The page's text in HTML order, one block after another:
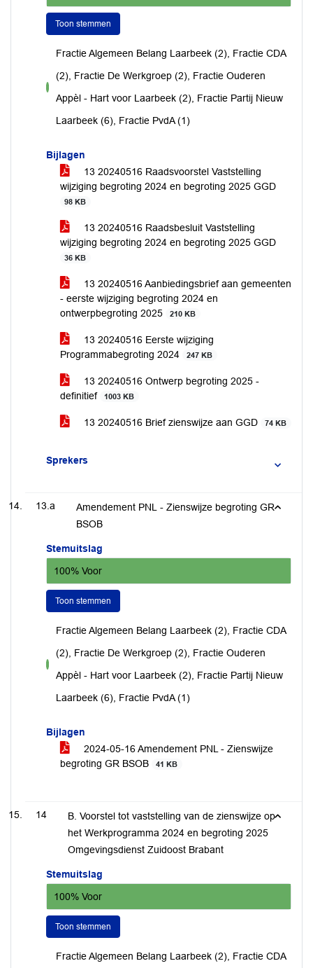
Toon stemmen
voor
Fractie Algemeen Belang Laarbeek (2), Fractie CDA
(2), Fractie De Werkgroep (2), Fractie Ouderen
Appèl - Hart voor Laarbeek (2), Fractie Partij Nieuw
Laarbeek (6), Fractie PvdA (1)
Bijlagen
13 20240516 Raadsvoorstel Vaststelling
wijziging begroting 2024 en begroting 2025 GGD
98 KB
13 20240516 Raadsbesluit Vaststelling
wijziging begroting 2024 en begroting 2025 GGD
36 KB
13 20240516 Aanbiedingsbrief aan gemeenten
- eerste wijziging begroting 2024 en
ontwerpbegroting 2025
210 KB
13 20240516 Eerste wijziging
Programmabegroting 2024
247 KB
13 20240516 Ontwerp begroting 2025 -
definitief
1003 KB
13 20240516 Brief zienswijze aan GGD 74 KB
Sprekers
13.a
Amendement PNL - Zienswijze begroting GR
BSOB
Stemuitslag
100% Voor
Toon stemmen
voor
Fractie Algemeen Belang Laarbeek (2), Fractie CDA
(2), Fractie De Werkgroep (2), Fractie Ouderen
Appèl - Hart voor Laarbeek (2), Fractie Partij Nieuw
Laarbeek (6), Fractie PvdA (1)
Bijlagen
2024-05-16 Amendement PNL - Zienswijze
begroting GR BSOB
41 KB
14
B. Voorstel tot vaststelling van de zienswijze op
het Werkprogramma 2024 en begroting 2025
Omgevingsdienst Zuidoost Brabant
Stemuitslag
100% Voor
Toon stemmen
Fractie Algemeen Belang Laarbeek (2), Fractie CDA